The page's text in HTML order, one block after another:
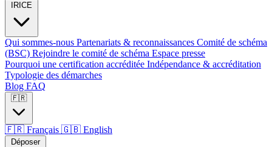
IRICE
Qui sommes-nous Partenariats & reconnaissances Comité de schéma
(BSC) Rejoindre le comité de schéma Espace presse
Pourquoi une certification accréditée Indépendance & accréditation
Typologie des démarches
Blog FAQ
🇫🇷
🇫🇷 Français 🇬🇧 English
Déposer